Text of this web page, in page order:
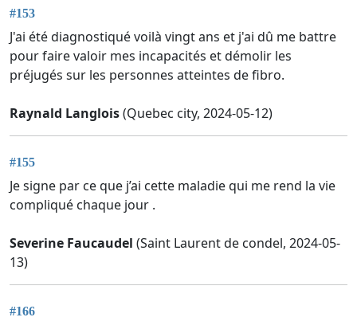
#153
J'ai été diagnostiqué voilà vingt ans et j'ai dû me battre
pour faire valoir mes incapacités et démolir les
préjugés sur les personnes atteintes de fibro.
Raynald Langlois(Quebec city, 2024-05-12)
#155
Je signe par ce que j’ai cette maladie qui me rend la vie
compliqué chaque jour .
Severine Faucaudel (Saint Laurent de condel, 2024-05-
13)
#166